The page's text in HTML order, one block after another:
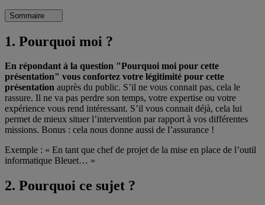
Sommaire
1. Pourquoi moi ?
En répondant à la question "Pourquoi moi pour cette
présentation" vous confortez votre légitimité pour cette
présentation auprès du public. S’il ne vous connait pas, cela le
rassure. Il ne va pas perdre son temps, votre expertise ou votre
expérience vous rend intéressant. S’il vous connait déjà, cela lui
permet de mieux situer l’intervention par rapport à vos différentes
missions. Bonus : cela nous donne aussi de l’assurance !
Exemple : « En tant que chef de projet de la mise en place de l’outil
informatique Bleuet… »
2. Pourquoi ce sujet ?